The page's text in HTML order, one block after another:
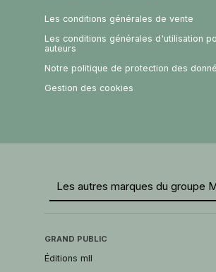
Les conditions générales de vente
Les conditions générales d'utilisation
auteurs
Notre politique de protection des
Gestion des cookies
Les autres marques du groupe
GRAND PUBLIC
Éditions mll